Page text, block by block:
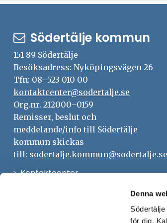
Denna
för dig.
Södertälje kommun
151 89 Södertälje
Besöksadress: Nyköpingsvägen 26
Tfn: 08–523 010 00
kontaktcenter@sodertalje.se
Org.nr. 212000–0159
Remisser, beslut och
meddelande/info till Södertälje
kommun skickas
till: sodertalje.kommun@sodertalje.se
KontaktcenterÖppna